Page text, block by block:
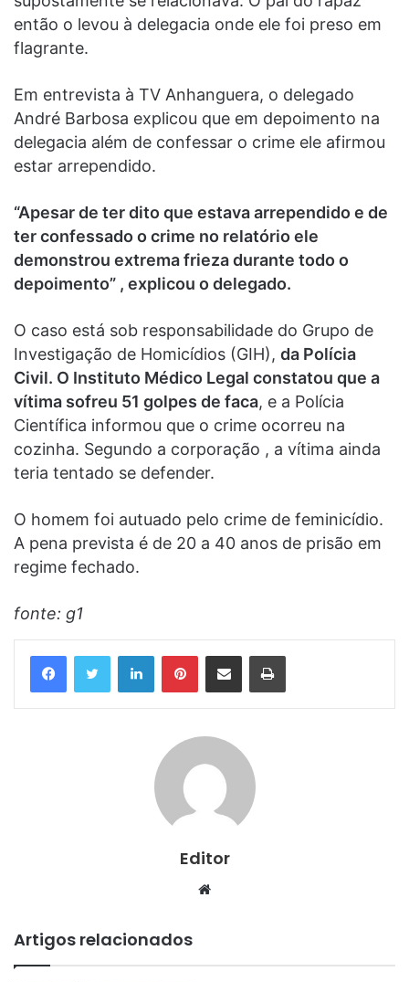
então o levou à delegacia onde ele foi preso em
flagrante.
Em entrevista à TV Anhanguera, o delegado
André Barbosa explicou que em depoimento na
delegacia além de confessar o crime ele afirmou
estar arrependido.
“Apesar de ter dito que estava arrependido e de
ter confessado o crime no relatório ele
demonstrou extrema frieza durante todo o
depoimento” , explicou o delegado.
O caso está sob responsabilidade do Grupo de
Investigação de Homicídios (GIH), da Polícia
Civil. O Instituto Médico Legal constatou que a
vítima sofreu 51 golpes de faca, e a Polícia
Científica informou que o crime ocorreu na
cozinha. Segundo a corporação , a vítima ainda
teria tentado se defender.
O homem foi autuado pelo crime de feminicídio.
A pena prevista é de 20 a 40 anos de prisão em
regime fechado.
fonte: g1
LinkedinPinterestCompartilhar via e-mail Imprimir
Editor
Website
Artigos relacionados